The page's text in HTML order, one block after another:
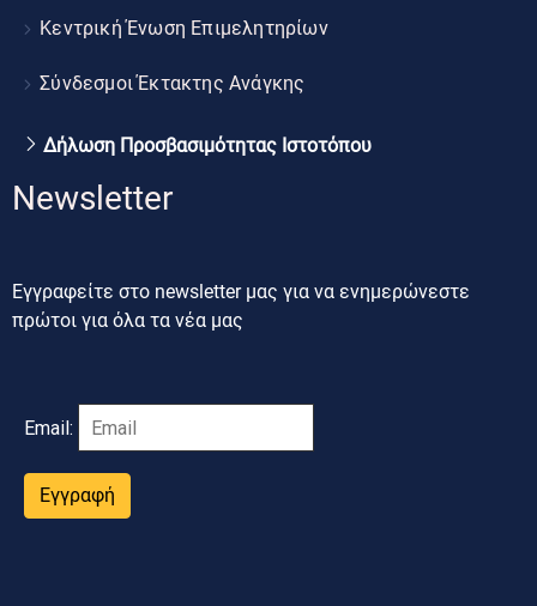
Κεντρική Ένωση Επιμελητηρίων
Σύνδεσμοι Έκτακτης Ανάγκης
Δήλωση Προσβασιμότητας Ιστοτόπου
Newsletter
Εγγραφείτε στο newsletter μας για να ενημερώνεστε
πρώτοι για όλα τα νέα μας
Email:
Εγγραφή